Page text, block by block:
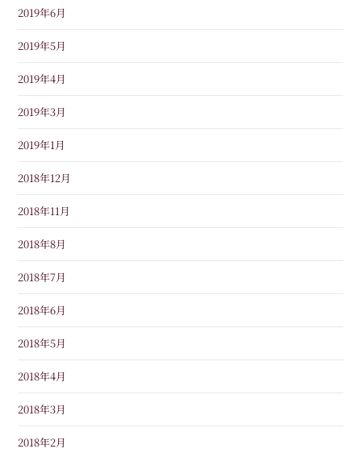
2019年6月
2019年5月
2019年4月
2019年3月
2019年1月
2018年12月
2018年11月
2018年8月
2018年7月
2018年6月
2018年5月
2018年4月
2018年3月
2018年2月